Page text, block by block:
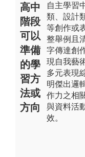
高中
階段
可以
準備
的學
習方
法或
方向
自主學習
類、設計
等創作或
整舉例且
字傳達創
現自我藝
多元表現
明傑出邏
作力之相
與資料活
效。